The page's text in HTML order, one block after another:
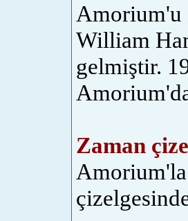
Amorium'u
William
gelmiştir.
Zaman